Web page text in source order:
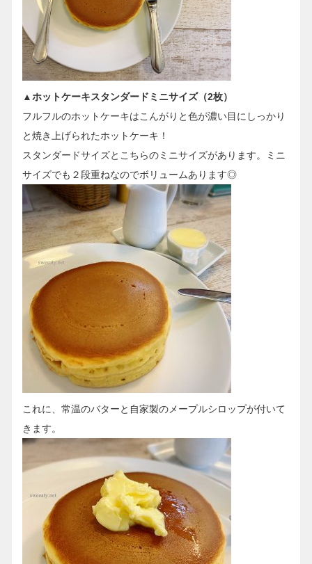
▲ホットケーキスタンダードミニサイズ（2枚）
フルフルのホットケーキはこんがりと色が濃い目にしっかり
と焼き上げられたホットケーキ！
スタンダードサイズとこちらのミニサイズがあります。ミニ
サイズでも２段重ねなのでボリュームあります◎
これに、常温のバターと自家製のメープルシロップが付いて
きます。